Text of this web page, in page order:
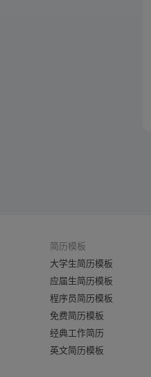
简历模板
大学生简历模板
应届生简历模板
程序员简历模板
免费简历模板
经典工作简历
英文简历模板